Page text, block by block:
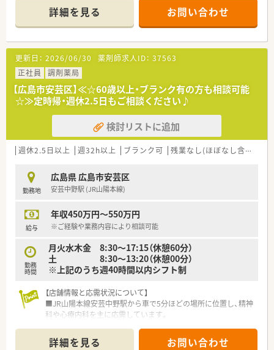
たり、幅広い処方箋に触れることができます。
■処方箋応需枚数は1日あたり40枚から50枚程度で、常勤薬剤師
4名体制で対応しています。
【募集背景と求める人物像について】
■今回は、薬局体制の強化とサービス向上のため、欠員補充とし
て薬剤師を急募しています。
■年齢や性別、これまでの薬剤師経験は一切問わず、幅広く新し
い仲間を求めています。
■病院門前でスキルを磨きたい方や、地域医療に貢献したいとい
う意欲のある方を歓迎します。
【法人特徴について】
■地域の皆様の健康を見守るため、会営薬局の運営を通じて地域
■公益性の高い一般社団法人が運営しており、利益追求だけでな
く地域貢献を重視しています。
■会営薬局の運営のほか、会員薬局への支援や薬剤師会の運営サ
詳細を見る お問い合わせ
更新日： 2026/06/30 薬剤師求人ID： 37563
正社員
調剤薬局
【広島市安芸区】≪☆60歳以上・ブランク有の方も相談可能
☆≫定時帰・週休2.5日もご相談ください♪
検討リストに追加
週休2.5日以上 週32h以上 ブランク可 残業なし(ほぼなし含む)
勤務地
広島県 広島市安芸区
安芸中野駅 (JR山陽本線)
給与
年収450万円～550万円
※ご経験や業務内容により相談可能
勤務
時間
月火水木金 8:30～17:15（休憩60分）
土 8:30～13:20（休憩00分）
※上記のうち週40時間以内シフト制
【店舗情報と応需状況について】
■JR山陽本線安芸中野駅から車で5分ほどの場所に位置し、精神
科や心療内科を主に応需しています。
の充実した人員体制で対応しています。
■外来業務を主軸としつつ、居宅や施設への在宅業務も数件行っ
詳細を見る お問い合わせ